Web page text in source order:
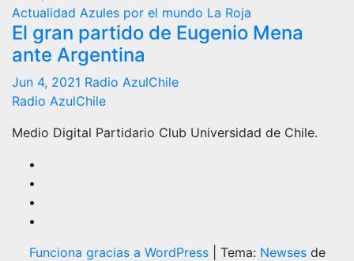
Actualidad Azules por el mundo La Roja
El gran partido de Eugenio Mena
ante Argentina
Jun 4, 2021 Radio AzulChile
Radio AzulChile
Medio Digital Partidario Club Universidad de Chile.
Funciona gracias a WordPress Tema: Newsesde